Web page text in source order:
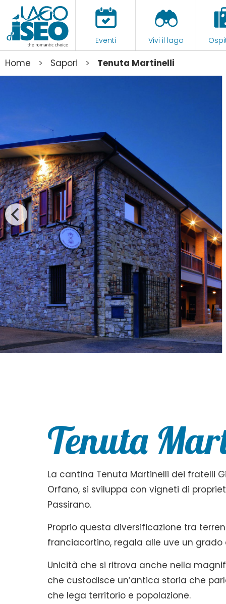
Eventi Vivi il lago
Home > Sapori > Tenuta Martinelli
Tenuta
La cantina Tenuta Martinelli dei fratelli
Orfano, si sviluppa con vigneti di
Passirano.
Proprio questa diversificazione tra
franciacortino, regala alle uve un
Unicità che si ritrova anche nella
che custodisce un’antica storia che
che lega territorio e popolazione.